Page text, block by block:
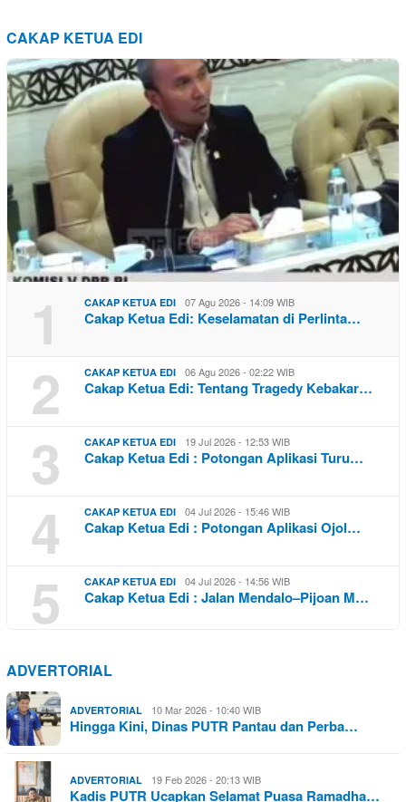
CAKAP KETUA EDI
1 CAKAP KETUA EDI 07 Agu 2026 - 14:09 WIB
Cakap Ketua Edi: Keselamatan di Perlinta…
2 CAKAP KETUA EDI 06 Agu 2026 - 02:22 WIB
Cakap Ketua Edi: Tentang Tragedy Kebakar…
3 CAKAP KETUA EDI 19 Jul 2026 - 12:53 WIB
Cakap Ketua Edi : Potongan Aplikasi Turu…
4 CAKAP KETUA EDI 04 Jul 2026 - 15:46 WIB
Cakap Ketua Edi : Potongan Aplikasi Ojol…
5 CAKAP KETUA EDI 04 Jul 2026 - 14:56 WIB
Cakap Ketua Edi : Jalan Mendalo–Pijoan M…
ADVERTORIAL
ADVERTORIAL 10 Mar 2026 - 10:40 WIB
Hingga Kini, Dinas PUTR Pantau dan Perba…
ADVERTORIAL 19 Feb 2026 - 20:13 WIB
Kadis PUTR Ucapkan Selamat Puasa Ramadha…